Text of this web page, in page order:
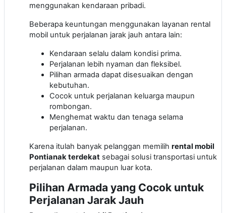
menggunakan kendaraan pribadi.
Beberapa keuntungan menggunakan layanan rental
mobil untuk perjalanan jarak jauh antara lain:
Kendaraan selalu dalam kondisi prima.
Perjalanan lebih nyaman dan fleksibel.
Pilihan armada dapat disesuaikan dengan
kebutuhan.
Cocok untuk perjalanan keluarga maupun
rombongan.
Menghemat waktu dan tenaga selama
perjalanan.
Karena itulah banyak pelanggan memilih rental mobil
Pontianak terdekat sebagai solusi transportasi untuk
perjalanan dalam maupun luar kota.
Pilihan Armada yang Cocok untuk
Perjalanan Jarak Jauh